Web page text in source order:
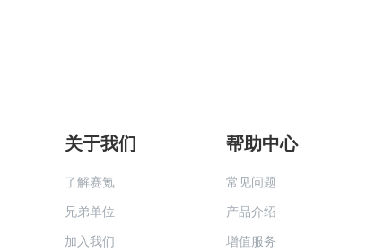
关于我们
了解赛氪
兄弟单位
加入我们
帮助中心
常见问题
产品介绍
增值服务